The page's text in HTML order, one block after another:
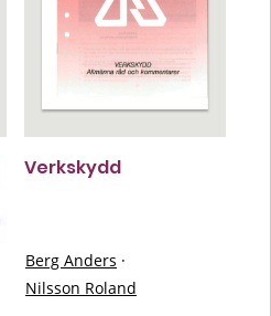
Verkskydd
Berg Anders ·
Nilsson Roland